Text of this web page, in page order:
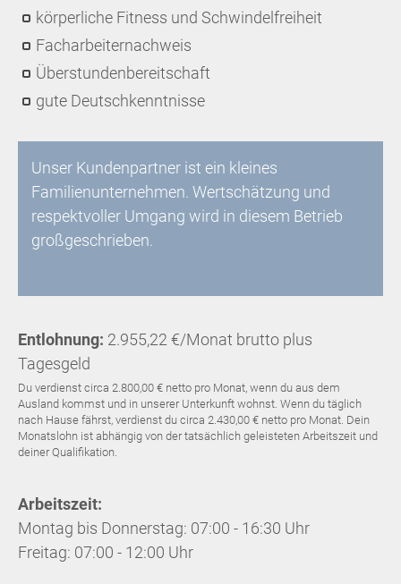
körperliche Fitness und Schwindelfreiheit
Facharbeiternachweis
Überstundenbereitschaft
gute Deutschkenntnisse
Unser Kundenpartner ist ein kleines
Familienunternehmen. Wertschätzung und
respektvoller Umgang wird in diesem Betrieb
großgeschrieben.
Entlohnung: 2.955,22 €/Monat brutto plus
Tagesgeld
Du verdienst circa 2.800,00 € netto pro Monat, wenn du aus dem
Ausland kommst und in unserer Unterkunft wohnst. Wenn du täglich
nach Hause fährst, verdienst du circa 2.430,00 € netto pro Monat. Dein
Monatslohn ist abhängig von der tatsächlich geleisteten Arbeitszeit und
deiner Qualifikation.
Arbeitszeit:
Montag bis Donnerstag: 07:00 - 16:30 Uhr
Freitag: 07:00 - 12:00 Uhr